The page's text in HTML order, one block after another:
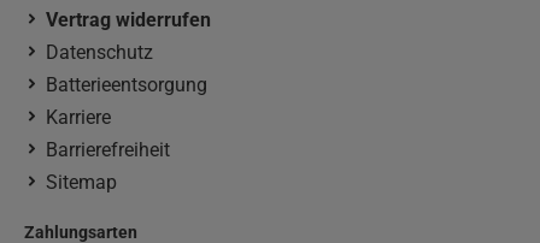
Vertrag widerrufen
Datenschutz
Batterieentsorgung
Karriere
Barrierefreiheit
Sitemap
Zahlungsarten